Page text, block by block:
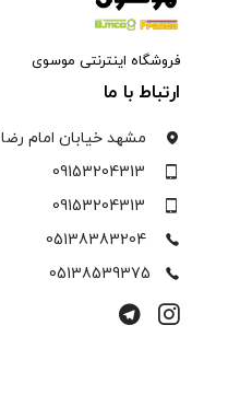
فروشگاه اینترنتی موسوی
ارتباط با ما
مشهد خیابان امام رضا
09153204313
09153204313
05138383204
05138539375